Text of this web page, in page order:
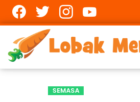
SEMASA